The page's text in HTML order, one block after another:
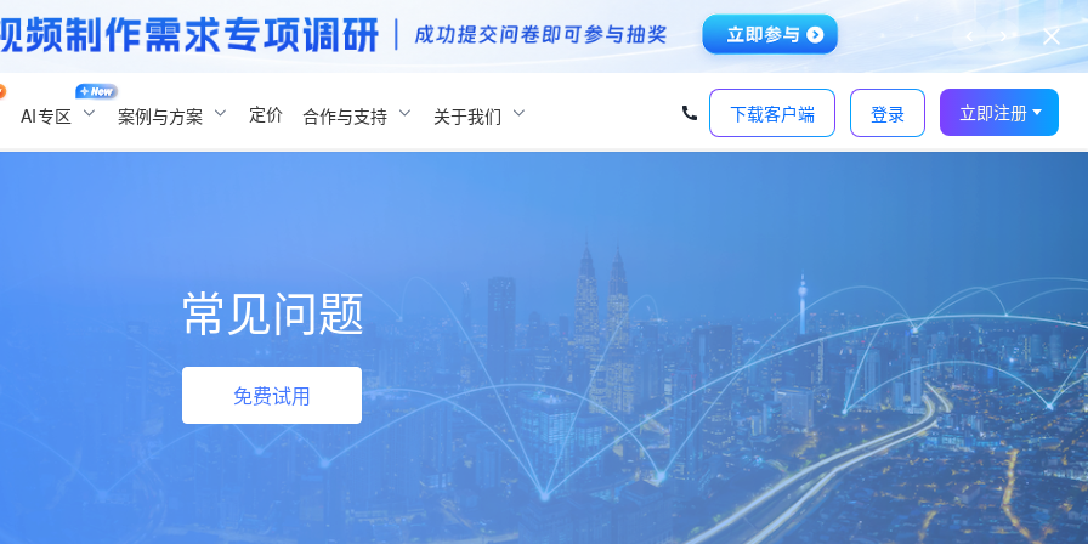
‹ ›
AI专区 案例与方案 定价 合作与支持 关于我们 下载客户端 登录 立即注册
常见问题
免费试用